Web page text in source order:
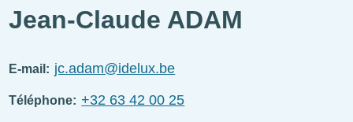
Jean-Claude ADAM
E-mail jc.adam@idelux.be
Téléphone +32 63 42 00 25